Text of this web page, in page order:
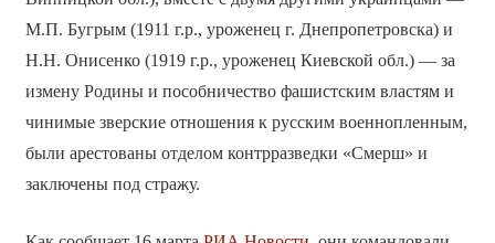
М.П. Бугрым (1911 г.р., уроженец г. Днепропетровска) и
Н.Н. Онисенко (1919 г.р., уроженец Киевской обл.) — за
измену Родины и пособничество фашистским властям и
чинимые зверские отношения к русским военнопленным,
были арестованы отделом контрразведки «Смерш» и
заключены под стражу.